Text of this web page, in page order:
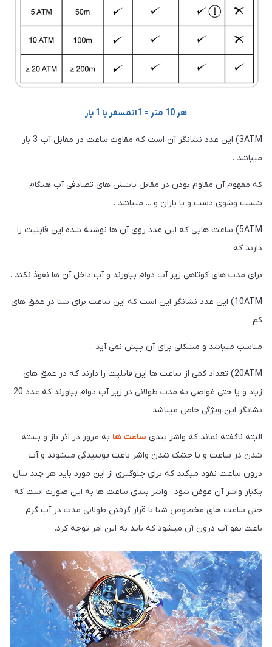
3ATM) این عدد نشانگر آن است که مقاوت ساعت در مقابل آب 3 بار
.
مفهوم آن مقاوم بودن در مقابل پاشش های تصادفی آب هنگام
وشوی دست و یا باران و ... میباشد .
5ATM) ساعت هایی که این عدد روی آن ها نوشته شده این قابلیت را
که
مدت های کوتاهی زیر آب دوام بیاورند و آب داخل آن ها نفوذ نکند .
10ATM) این عدد نشانگر این است که این ساعت برای شنا در عمق های
میباشد و مشکلی برای آن پیش نمی آید .
20ATM) تعداد کمی از ساعت ها این قابلیت را دارند که در عمق های
زیاد و یا حتی غواصی به مدت طولانی در زیر آب دوام بیاورند که عدد 20
این ویژگی خاص میباشد .
ناگفته نماند که واشر بندیساعت هابه مرور در اثر باز و بسته
در ساعت و یا خشک شدن واشر باعث پوسیدگی میشوند و آب
ساعت نفوذ میکند که برای جلوگیری از این مورد باید هر چند سال
واشر آن عوض شود . واشر بندی ساعت ها به این صورت است که
ساعت های مخصوص شنا با قرار گرفتن طولانی مدت در آب گرم
نفو آب درون آن میشود که باید به این امر توجه کرد.